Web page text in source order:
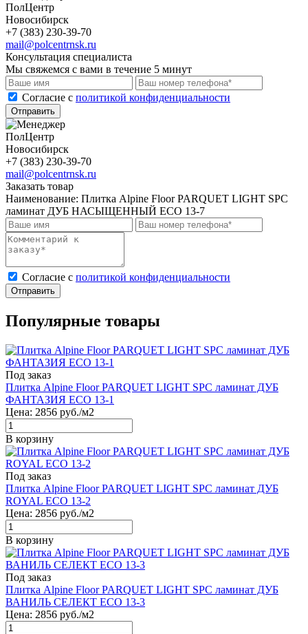
ПолЦентр
Новосибирск
+7 (383) 230-39-70
mail@polcentrnsk.ru
Консультация специалиста
Мы свяжемся с вами в течение 5 минут
Cогласие с политикой конфиденциальности
Отправить
ПолЦентр
Новосибирск
+7 (383) 230-39-70
mail@polcentrnsk.ru
Заказать товар
Наименование: Плитка Alpine Floor PARQUET LIGHT SPC
ламинат ДУБ НАСЫЩЕННЫЙ ЕСО 13-7
Cогласие с политикой конфиденциальности
Отправить
Популярные товары
Под заказ
Плитка Alpine Floor PARQUET LIGHT SPC ламинат ДУБ
ФАНТАЗИЯ ЕСО 13-1
Цена: 2856 руб./м2
В корзину
Под заказ
Плитка Alpine Floor PARQUET LIGHT SPC ламинат ДУБ
ROYAL ЕСО 13-2
Цена: 2856 руб./м2
В корзину
Под заказ
Плитка Alpine Floor PARQUET LIGHT SPC ламинат ДУБ
ВАНИЛЬ СЕЛЕКТ ЕСО 13-3
Цена: 2856 руб./м2